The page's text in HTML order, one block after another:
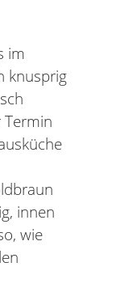
im
knusprig
Termin
innen
wie